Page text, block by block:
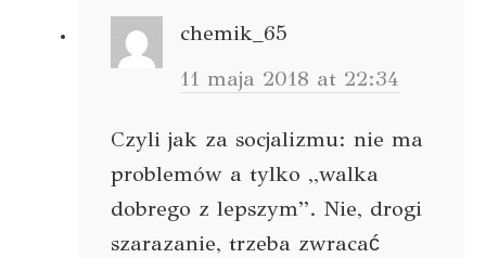
chemik_65
11 maja 2018 at 22:34
Czyli jak za socjalizmu: nie ma
problemów a tylko ,,walka
dobrego z lepszym”. Nie, drogi
szarazanie, trzeba zwracać